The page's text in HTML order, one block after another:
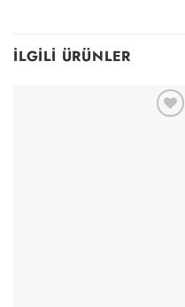
İLGILI ÜRÜNLER